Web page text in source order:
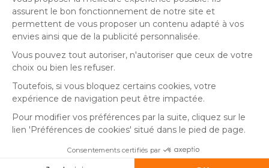
SUISSE
DANMARK
vous faire rembourser. Hors colis volumineux
** Expédition le jour même pour toute commande passée avant
14 h (jours ouvrés - hors livraison éco)
(1) Remise de 10€ à partir de 80€ d'achat, hors frais de port. Offre
valable du 02/08/2026 au 06/08/2026 inclus, en saisissant le
remboursable, non cumulable avec un autre code promotionnel
ou remise fidélité, et non valable sur les cartes cadeaux.